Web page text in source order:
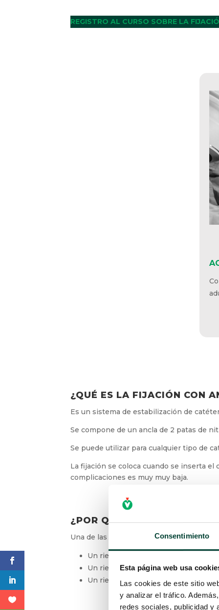
Consentimiento
Esta página web usa
Las cookies de este sitio
y analizar el tráfico.
redes sociales, publicidad y
REGISTRO AL CURSO SOBRE LA
¿QUÉ ES LA FIJACIÓN CON
Es un sistema de estabilización de
Se compone de un ancla de 2 patas de
Se puede utilizar para cualquier tipo de
La fijación se coloca cuando se inserta el
complicaciones es muy muy baja.
¿POR QUÉ SE NECESITA
Una de las complicaciones observables
Un riesgo de desplazamiento del
Un riesgo de infección
Un riesgo de pinchazo cuando se